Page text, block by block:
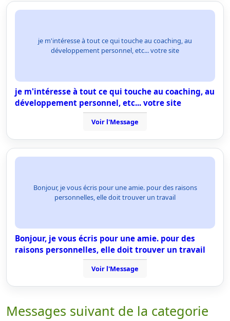
je m'intéresse à tout ce qui touche au coaching, au
développement personnel, etc... votre site
je m'intéresse à tout ce qui touche au coaching, au
développement personnel, etc... votre site
Voir l'Message
Bonjour, je vous écris pour une amie. pour des raisons
personnelles, elle doit trouver un travail
Bonjour, je vous écris pour une amie. pour des
raisons personnelles, elle doit trouver un travail
Voir l'Message
Messages suivant de la categorie